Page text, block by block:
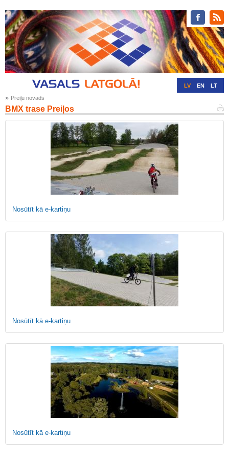
LV EN LT
» Preiļu novads
BMX trase Preiļos
Nosūtīt kā e-kartiņu
Nosūtīt kā e-kartiņu
Nosūtīt kā e-kartiņu